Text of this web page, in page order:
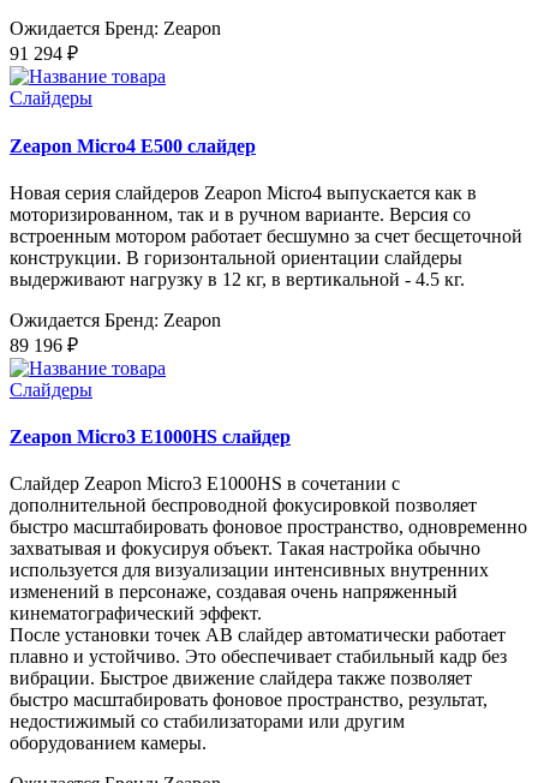
Ожидается Бренд: Zeapon
91 294 ₽
Слайдеры
Zeapon Micro4 E500 слайдер
Новая серия слайдеров Zeapon Micro4 выпускается как в
моторизированном, так и в ручном варианте. Версия со
встроенным мотором работает бесшумно за счет бесщеточной
конструкции. В горизонтальной ориентации слайдеры
выдерживают нагрузку в 12 кг, в вертикальной - 4.5 кг.
Ожидается Бренд: Zeapon
89 196 ₽
Слайдеры
Zeapon Micro3 E1000HS слайдер
Слайдер Zeapon Micro3 E1000HS ​​в сочетании с
дополнительной беспроводной фокусировкой позволяет
быстро масштабировать фоновое пространство, одновременно
захватывая и фокусируя объект. Такая настройка обычно
используется для визуализации интенсивных внутренних
изменений в персонаже, создавая очень напряженный
кинематографический эффект.
После установки точек AB слайдер автоматически работает
плавно и устойчиво. Это обеспечивает стабильный кадр без
вибрации. Быстрое движение слайдера также позволяет
быстро масштабировать фоновое пространство, результат,
недостижимый со стабилизаторами или другим
оборудованием камеры.